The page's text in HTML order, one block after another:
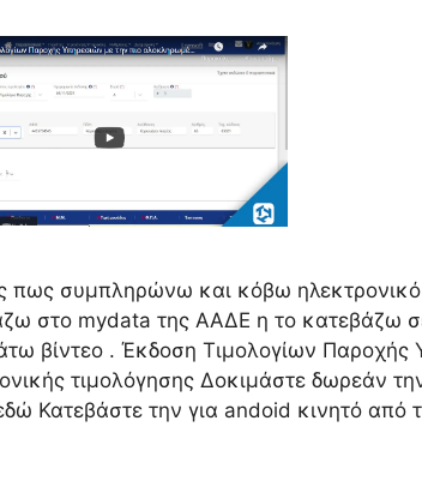
πως συμπληρώνω και κόβω ηλεκτρονικό
στο mydata της ΑΑΔΕ η το κατεβάζω
βίντεο . Έκδοση Τιμολογίων
τιμολόγησης Δοκιμάστε δωρεάν
Κατεβάστε την για andoid κινητό από